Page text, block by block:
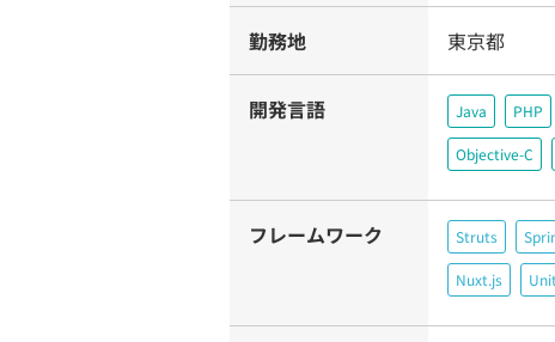
勤務地 東京都
開発言語 Java PHP
Objective-C
フレームワーク Struts
Nuxt.js